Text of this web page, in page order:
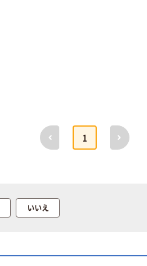
前へ
1
次へ
いいえ
本気プライス
￥458~